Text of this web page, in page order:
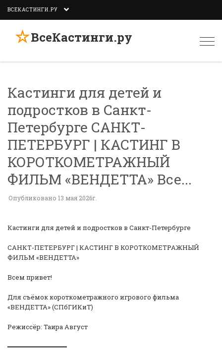
ВСЕКАСТИНГИ.РУ
☆ВсеКастинги.ру
Кастинги для детей и
подростков в Санкт-
Петербурге САНКТ-
ПЕТЕРБУРГ | КАСТИНГ В
КОРОТКОМЕТРАЖНЫЙ
ФИЛЬМ «ВЕНДЕТТА» Все...
Опубликовано 13 мая 2026г.
Кастинги для детей и подростков в Санкт-Петербурге
САНКТ-ПЕТЕРБУРГ | КАСТИНГ В КОРОТКОМЕТРАЖНЫЙ
ФИЛЬМ «ВЕНДЕТТА»
Всем привет!
Для съёмок короткометражного игрового фильма
«ВЕНДЕТТА» (СПбГИКиТ)
Режиссёр: Таира Август
━━━━━━━━━━━━━━━